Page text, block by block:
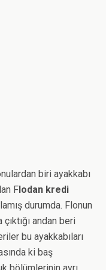
biri ayakkabı
F lodan kredi
durumda. Flonun
andan beri
bu ayakkabıları
ki baş